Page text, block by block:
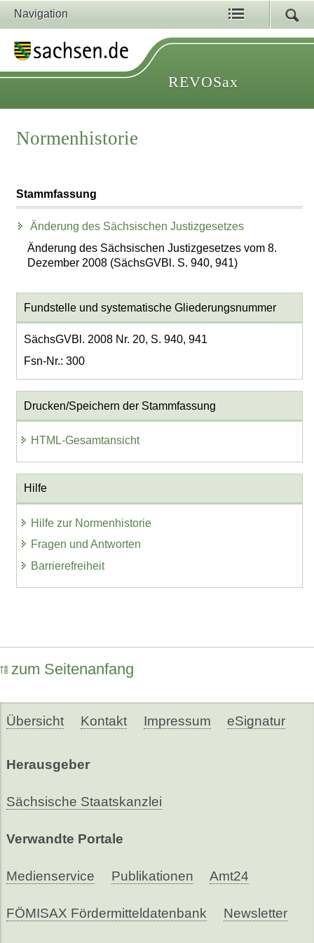
Navigation
REVOSax
Normenhistorie
Stammfassung
Änderung des Sächsischen Justizgesetzes
Änderung des Sächsischen Justizgesetzes vom 8.
Dezember 2008 (SächsGVBl. S. 940, 941)
Fundstelle und systematische Gliederungsnummer
SächsGVBl. 2008 Nr. 20, S. 940, 941
Fsn-Nr.: 300
Drucken/Speichern der Stammfassung
HTML-Gesamtansicht
Hilfe
Hilfe zur Normenhistorie
Fragen und Antworten
Barrierefreiheit
zum Seitenanfang
Übersicht Kontakt Impressum eSignatur
Herausgeber
Sächsische Staatskanzlei
Verwandte Portale
Medienservice Publikationen Amt24
FÖMISAX Fördermitteldatenbank Newsletter